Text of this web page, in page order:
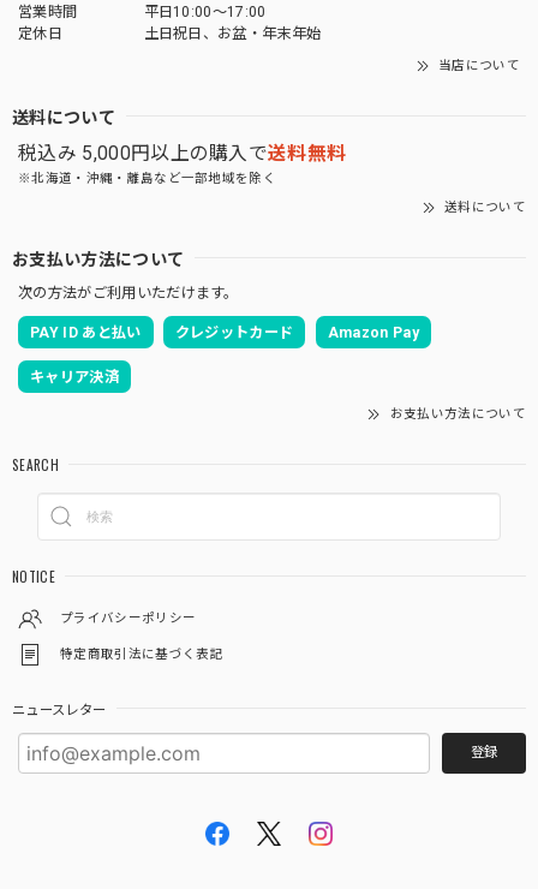
とても素敵な商品でした。 大切に使いたいと思います。 有
この度は当店をご利用いただきありがとうござ
います。 お気に入りいただけてよかったです。
また機会がありましたらよろしくお願いいたし
2026/03/19
注文から２日後にはもう手元に届きました❗ ものすごく速い
御朱印ポケット３枚入りが余分に入ってました これはお寺
参りするといろんな資料がもらえるので、そういうものを入
この度は当店をご利用いただきありがとうござ
います。 また機会がありましたらよろしくお願
いいたします。
営業時間
平日10:00～17:00
定休日
土日祝日、お盆・年末年始
当店について
送料について
税込み 5,000円以上の購入で送料無料
※北海道・沖縄・離島など一部地域を除く
送料について
お支払い方法について
次の方法がご利用いただけます。
PAY ID あと払い クレジットカード Amazon Pay
キャリア決済
お支払い方法について
SEARCH
NOTICE
プライバシーポリシー
特定商取引法に基づく表記
ニュースレター
登録